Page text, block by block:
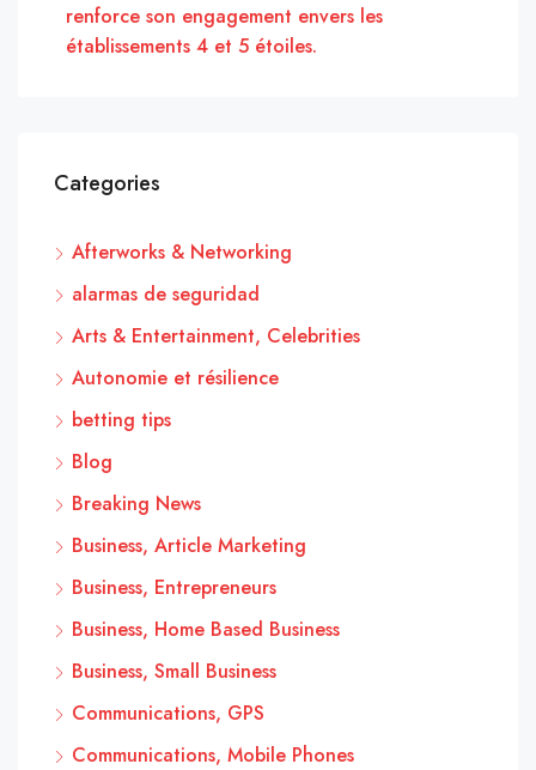
renforce son engagement envers les
établissements 4 et 5 étoiles.
Categories
Afterworks & Networking
alarmas de seguridad
Arts & Entertainment, Celebrities
Autonomie et résilience
betting tips
Blog
Breaking News
Business, Article Marketing
Business, Entrepreneurs
Business, Home Based Business
Business, Small Business
Communications, GPS
Communications, Mobile Phones